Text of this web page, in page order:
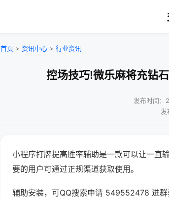
首页 > 资讯中心 > 行业资讯
控场技巧!微乐麻将充钻
发布时间
发
小程序打牌提高胜率辅助是一款可以让一直
要的用户可通过正规渠道获取使用。
辅助安装，可QQ搜索申请 549552478 进群